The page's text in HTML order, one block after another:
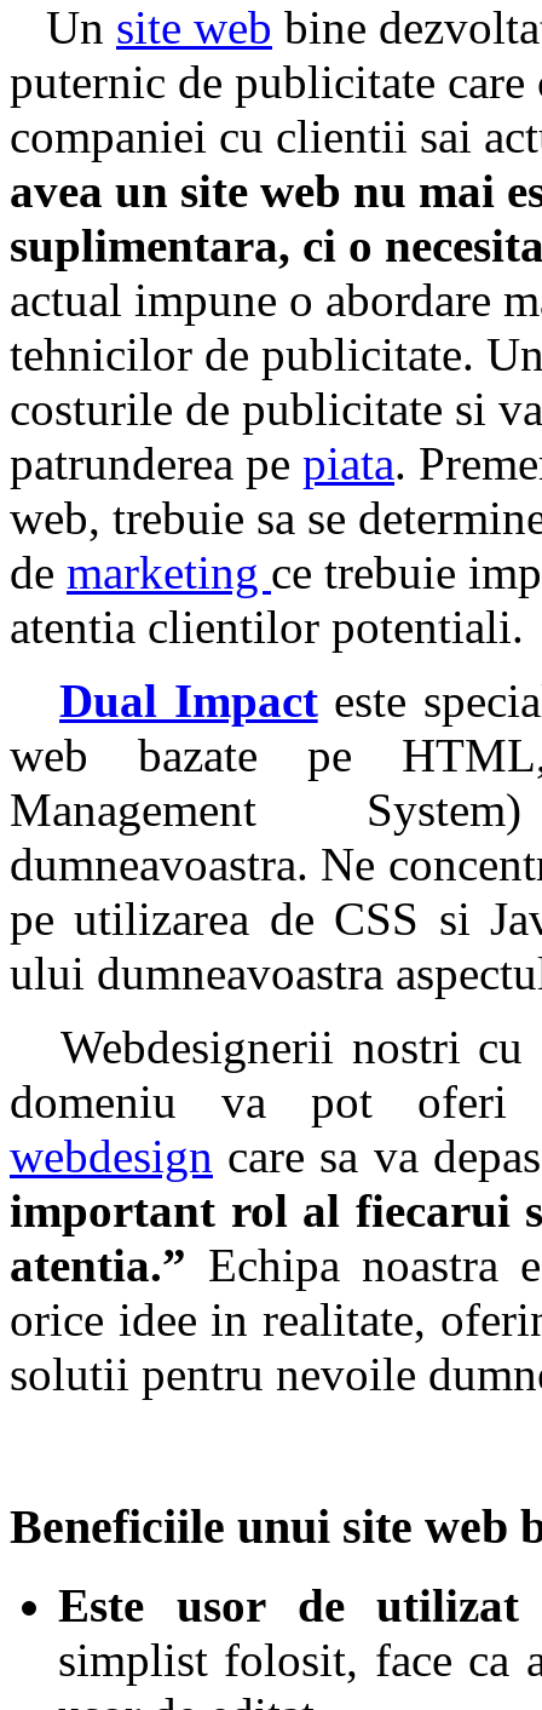
Un site web bine
puternic de publicitate care
companiei cu clientii sai
avea un site web nu mai
suplimentara, ci o
actual impune o abordare
tehnicilor de publicitate.
costurile de publicitate si
patrunderea pe piata.
web, trebuie sa se
de marketing ce trebuie
atentia clientilor potentiali.
Dual Impacteste
web bazate pe
Management
dumneavoastra. Ne
pe utilizarea de CSS si
ului dumneavoastra
Webdesignerii nostri cu
domeniu va pot oferi
webdesign care sa va
important rol al fiecarui
atentia.” Echipa noastra
orice idee in realitate,
solutii pentru nevoile
Beneficiile unui site web
Este usor de utilizat
simplist folosit, face ca